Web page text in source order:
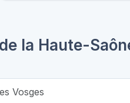
la Haute-
Vosges